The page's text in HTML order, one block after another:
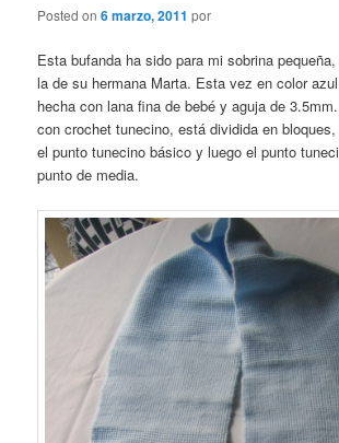
Posted on6 marzo, 2011 por
Esta bufanda ha sido para mi sobrina
la de su hermana Marta. Esta vez en color
hecha con lana fina de bebé y aguja de
con crochet tunecino, está dividida en
el punto tunecino básico y luego el punto
punto de media.